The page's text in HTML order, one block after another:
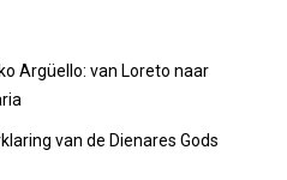
Argüello: van Loreto naar
van de Dienares Gods